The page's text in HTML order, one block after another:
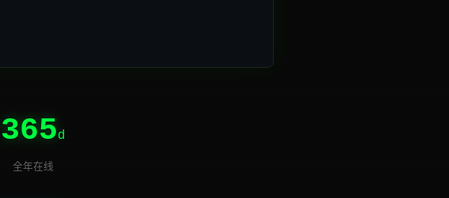
365d
全年在线